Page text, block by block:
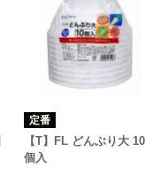
定番
【T】FL どんぶり大 10
個入